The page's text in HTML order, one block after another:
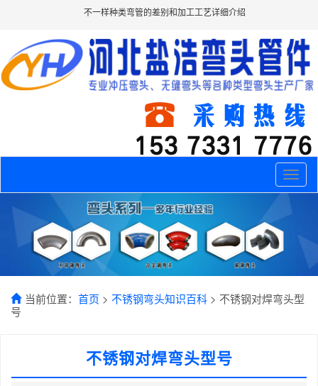
不一样种类弯管的差别和加工工艺详细介绍
Toggle
当前位置： 首页 > 不锈钢弯头知识百科 > 不锈钢对焊弯头型
号
不锈钢对焊弯头型号